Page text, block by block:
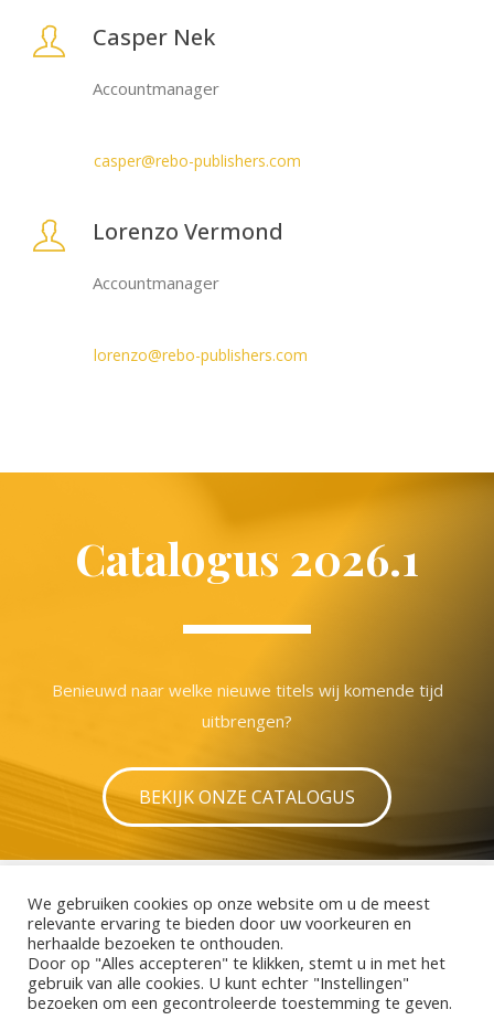
Casper Nek
Accountmanager
casper@rebo-publishers.com
Lorenzo Vermond
Accountmanager
lorenzo@rebo-publishers.com
Catalogus 2026.1
Benieuwd naar welke nieuwe titels wij komende tijd
uitbrengen?
BEKIJK ONZE CATALOGUS
Copyright © 2025 Rebo Productions
We gebruiken cookies op onze website om u de meest
relevante ervaring te bieden door uw voorkeuren en
herhaalde bezoeken te onthouden.
Door op "Alles accepteren" te klikken, stemt u in met het
gebruik van alle cookies. U kunt echter "Instellingen"
bezoeken om een ​​gecontroleerde toestemming te geven.